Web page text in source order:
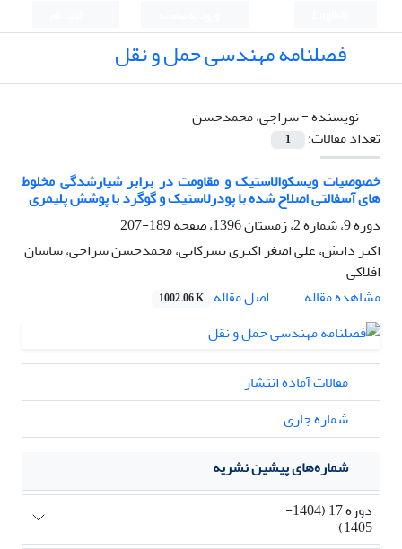
فصلنامه مهندسی حمل و نقل
نویسنده =سراجی، محمدحسن
تعداد مقالات:
1
خصوصیات ویسکوالاستیک و مقاومت در برابر شیارشدگی مخلوط
های آسفالتی اصلاح شده با پودرلاستیک و گوگرد با پوشش پلیمری
دوره 9، شماره 2، زمستان 1396، صفحه
189-207
اکبر دانش، علی اصغر اکبری نسرکانی، محمدحسن سراجی، ساسان
افلاکی
مشاهده مقاله
اصل مقاله 1002.06 K
مقالات آماده انتشار
شماره جاری
شماره‌های پیشین نشریه
دوره 17 (1404-
1405)